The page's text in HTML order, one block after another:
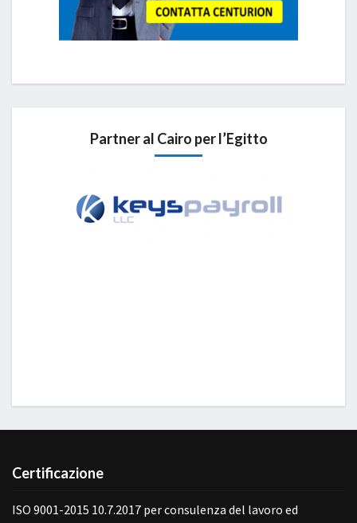
Partner al Cairo per l’Egitto
Certificazione
ISO 9001-2015 10.7.2017 per consulenza del lavoro ed